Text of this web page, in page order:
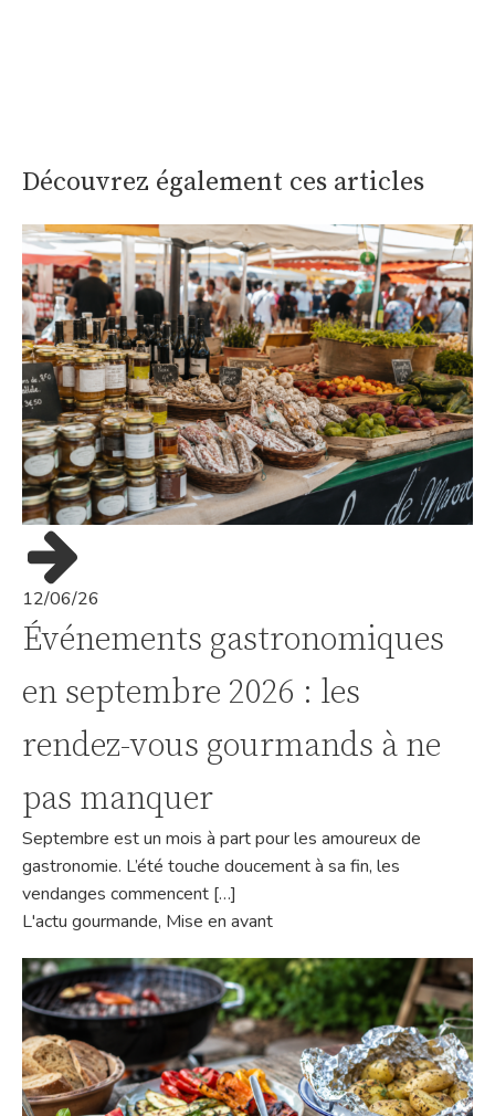
Découvrez également ces articles
12/06/26
Événements gastronomiques
en septembre 2026 : les
rendez-vous gourmands à ne
pas manquer
Septembre est un mois à part pour les amoureux de
gastronomie. L’été touche doucement à sa fin, les
vendanges commencent […]
L'actu gourmande, Mise en avant